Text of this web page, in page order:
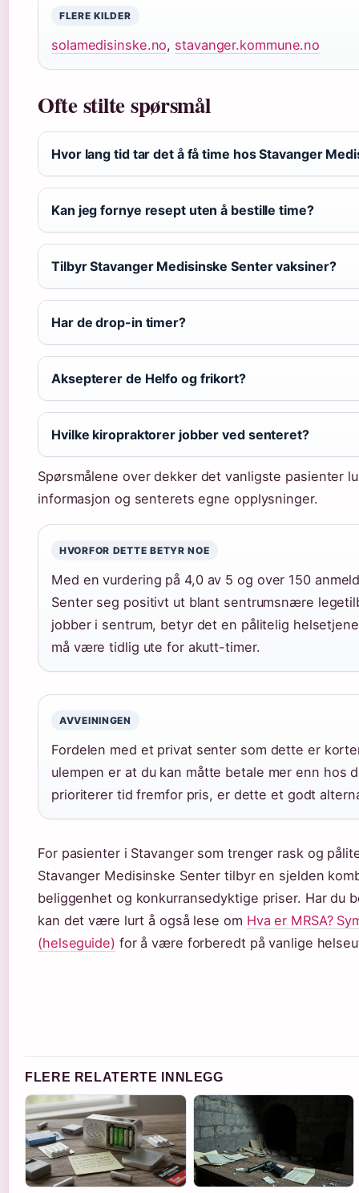
FLERE KILDER
solamedisinske.no, stavanger.kommune.no
Ofte stilte spørsmål
Hvor lang tid tar det å få time hos Stavanger
Kan jeg fornye resept uten å bestille time?
Tilbyr Stavanger Medisinske Senter vaksiner?
Har de drop-in timer?
Aksepterer de Helfo og frikort?
Hvilke kiropraktorer jobber ved senteret?
Spørsmålene over dekker det vanligste pasienter
informasjon og senterets egne opplysninger.
HVORFOR DETTE BETYR NOE
Med en vurdering på 4,0 av 5 og over 150
Senter seg positivt ut blant sentrumsnære
jobber i sentrum, betyr det en pålitelig
må være tidlig ute for akutt-timer.
AVVEININGEN
Fordelen med et privat senter som dette er
ulempen er at du kan måtte betale mer enn hos
prioriterer tid fremfor pris, er dette et godt
For pasienter i Stavanger som trenger rask og
Stavanger Medisinske Senter tilbyr en sjelden
beliggenhet og konkurransedyktige priser. Har du
kan det være lurt å også lese om Hva er MRSA?
(helseguide) for å være forberedt på vanlige
FLERE RELATERTE INNLEGG